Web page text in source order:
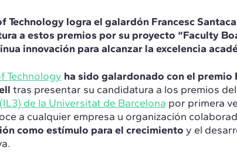
Technology logra el galardón Francesc
a estos premios por su proyecto “Faculty
innovación para alcanzar la excelencia
Technology ha sido galardonado con el premio
tras presentar su candidatura a los premios del
de la Universitat de Barcelona por primera
a cualquier empresa u organización
como estímulo para el crecimiento y el